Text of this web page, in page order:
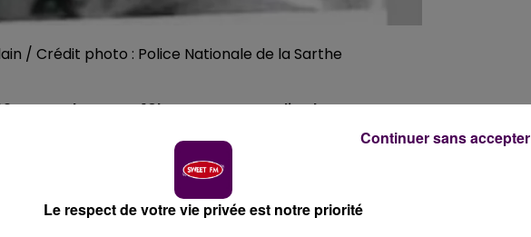
/ Crédit photo : Police Nationale de la Sarthe
septembre, vers 10h, au Mans. La police lance un
ce dimanche 29 septembre en milieu de
soixante et les cheveux blonds-gris coupés au carré se
Le respect de votre vie privée est notre priorité
Continuer sans accepter